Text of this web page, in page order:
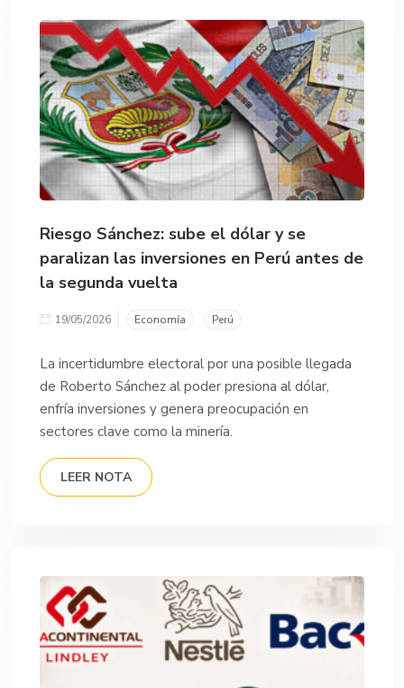
Riesgo Sánchez: sube el dólar y se
paralizan las inversiones en Perú antes de
la segunda vuelta
19/05/2026 Economía Perú
La incertidumbre electoral por una posible llegada
de Roberto Sánchez al poder presiona al dólar,
enfría inversiones y genera preocupación en
sectores clave como la minería.
LEER NOTA